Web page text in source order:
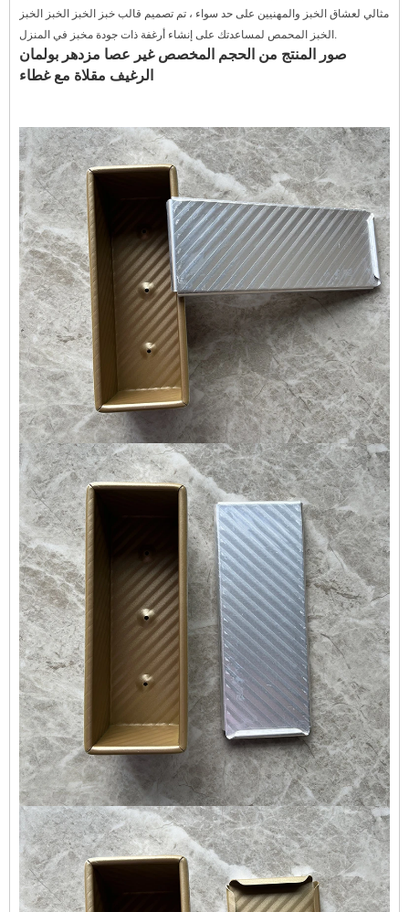
مثالي لعشاق الخبز والمهنيين على حد سواء ، تم تصميم قالب خبز الخبز الخبز الخبز
الخبز المحمص لمساعدتك على إنشاء أرغفة ذات جودة مخبز في المنزل.
صور المنتج من الحجم المخصص غير عصا مزدهر بولمان
الرغيف مقلاة مع غطاء